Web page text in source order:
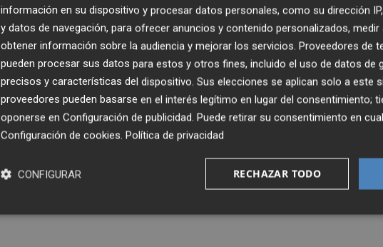
información en su dispositivo y procesar datos personales, como su dirección
y datos de navegación, para ofrecer anuncios y contenido personalizados,
obtener información sobre la audiencia y mejorar los servicios. Proveedores de
pueden procesar sus datos para estos y otros fines, incluido el uso de datos de
precisos y características del dispositivo. Sus elecciones se aplican solo a este
proveedores pueden basarse en el interés legítimo en lugar del consentimiento;
oponerse en Configuración de publicidad. Puede retirar su consentimiento en
Configuración de cookies. Política de privacidad
RECHAZAR TODO
CONFIGURAR